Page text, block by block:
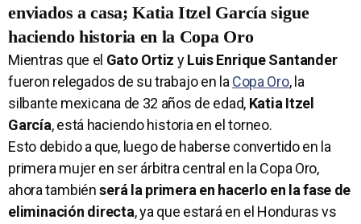
enviados a casa; Katia Itzel García sigue
haciendo historia en la Copa Oro
Mientras que el Gato Ortiz yLuis Enrique Santander
fueron relegados de su trabajo en laCopa Oro, la
silbante mexicana de 32 años de edad, Katia Itzel
García, está haciendo historia en el torneo.
Esto debido a que, luego de haberse convertido en la
primera mujer en ser árbitra central en la Copa Oro,
ahora tambiénserá la primera en hacerlo en la fase de
eliminación directa, ya que estará en el Honduras vs